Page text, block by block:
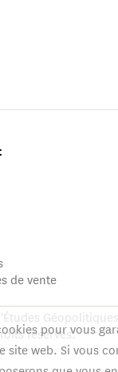
de vente
réservés.
pour vous
site web. Si vous